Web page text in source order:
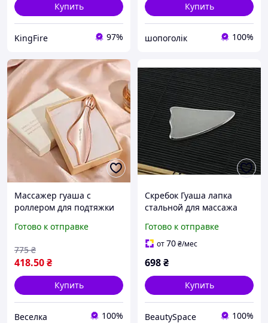
Купить
KingFire 97%
Купить
шопоголік 100%
Массажер гуаша с
роллером для подтяжки
вокруг глаз 3D Roller
золотой
Готово к отправке
418.50₴
775 ₴
Купить
Веселка 100%
Скребок Гуаша лапка
стальной для массажа
лифтинга кожи
металлический скребок
Готово к отправке
от70₴/мес
698₴
Купить
BeautySpace 100%